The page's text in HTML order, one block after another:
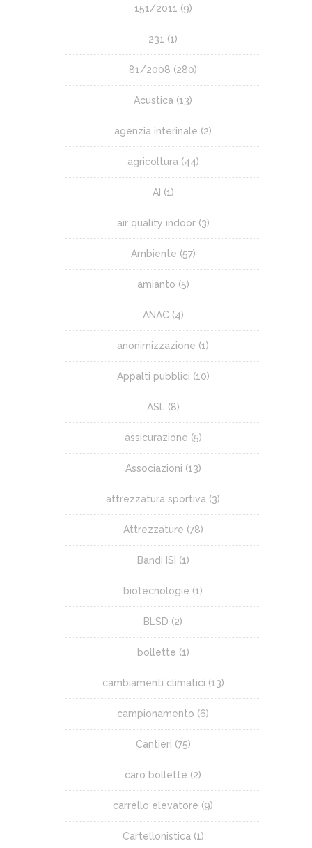
151/2011 (9)
231 (1)
81/2008 (280)
Acustica (13)
agenzia interinale (2)
agricoltura (44)
AI (1)
air quality indoor(3)
Ambiente (57)
amianto (5)
ANAC (4)
anonimizzazione (1)
Appalti pubblici (10)
ASL (8)
assicurazione (5)
Associazioni (13)
attrezzatura sportiva (3)
Attrezzature (78)
Bandi ISI (1)
biotecnologie (1)
BLSD (2)
bollette (1)
cambiamenti climatici (13)
campionamento (6)
Cantieri (75)
caro bollette (2)
carrello elevatore (9)
Cartellonistica (1)